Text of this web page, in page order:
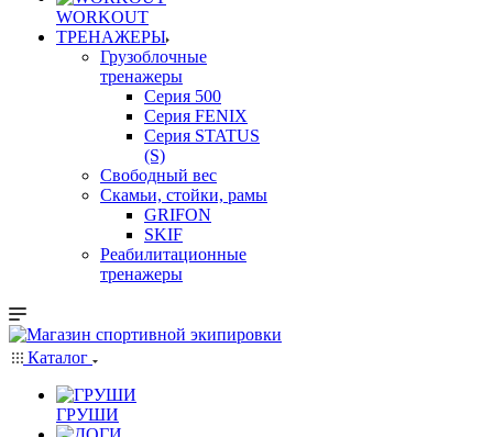
WORKOUT
ТРЕНАЖЕРЫ
Грузоблочные
тренажеры
Серия 500
Серия FENIX
Серия STATUS
(S)
Свободный вес
Скамьи, стойки, рамы
GRIFON
SKIF
Реабилитационные
тренажеры
Каталог
ГРУШИ